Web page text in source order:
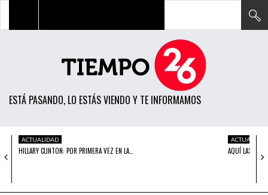
ESTÁ PASANDO, LO ESTÁS VIENDO Y TE INFORMAMOS
POLÍTICA
ECONOMÍA
SOCIEDAD
ACTUALIDAD
HILLARY CLINTON: POR PRIMERA VEZ EN LA…
ACTUALIDAD
AQUÍ LAS